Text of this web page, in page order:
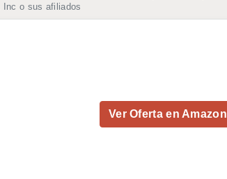
Inc o sus afiliados
Ver Oferta en Amazon